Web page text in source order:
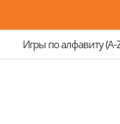
Игры по алфавиту (A-